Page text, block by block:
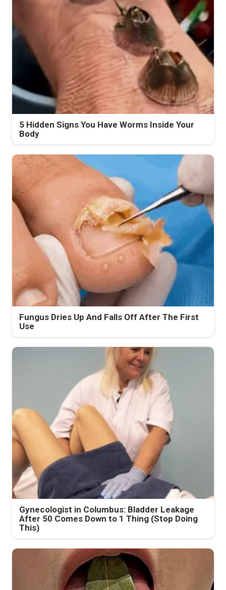
5 Hidden Signs You Have Worms Inside Your
Body
Fungus Dries Up And Falls Off After The First
Use
Gynecologist in Columbus: Bladder Leakage
After 50 Comes Down to 1 Thing (Stop Doing
This)